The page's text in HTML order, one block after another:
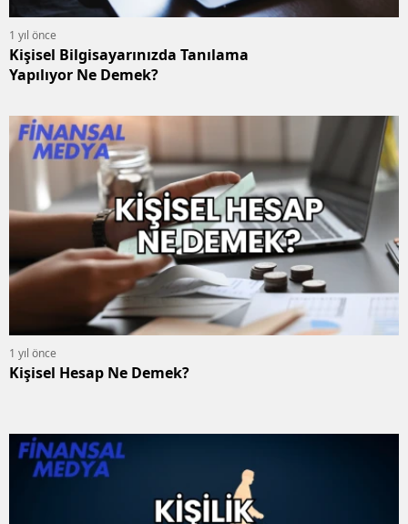
1 yıl önce
Kişisel Bilgisayarınızda Tanılama
Yapılıyor Ne Demek?
1 yıl önce
Kişisel Hesap Ne Demek?